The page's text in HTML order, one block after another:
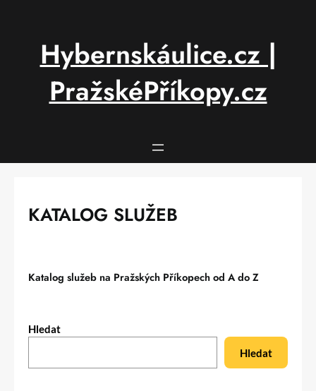
Hybernskáulice.cz |
PražskéPříkopy.cz
KATALOG SLUŽEB
Katalog služeb na Pražských Příkopech od A do Z
Hledat
Hledat